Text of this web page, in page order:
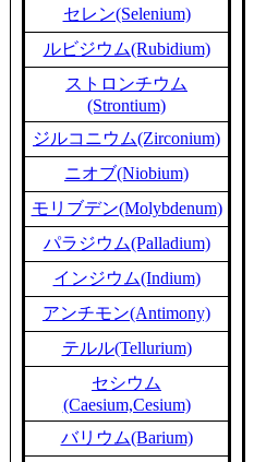
セレン(Selenium)
ルビジウム(Rubidium)
ストロンチウム
(Strontium)
ジルコニウム(Zirconium)
ニオブ(Niobium)
モリブデン(Molybdenum)
パラジウム(Palladium)
インジウム(Indium)
アンチモン(Antimony)
テルル(Tellurium)
セシウム
(Caesium,Cesium)
バリウム(Barium)